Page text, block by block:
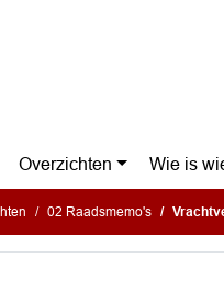
Overzichten Wie is
02 Raadsmemo's